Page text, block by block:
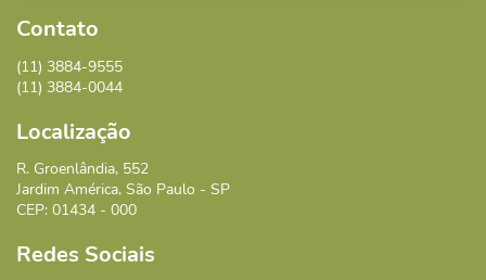
Contato
(11) 3884-9555
(11) 3884-0044
Localização
R. Groenlândia, 552
Jardim América, São Paulo - SP
CEP: 01434 - 000
Redes Sociais